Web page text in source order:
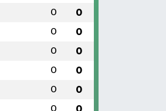
0 0
0 0
0 0
0 0
0 0
0 0